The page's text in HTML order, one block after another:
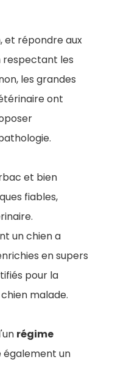
et répondre aux
respectant les
les grandes
ont
et bien
fiables,
un chien a
en supers
pour la
malade.
régime
également un